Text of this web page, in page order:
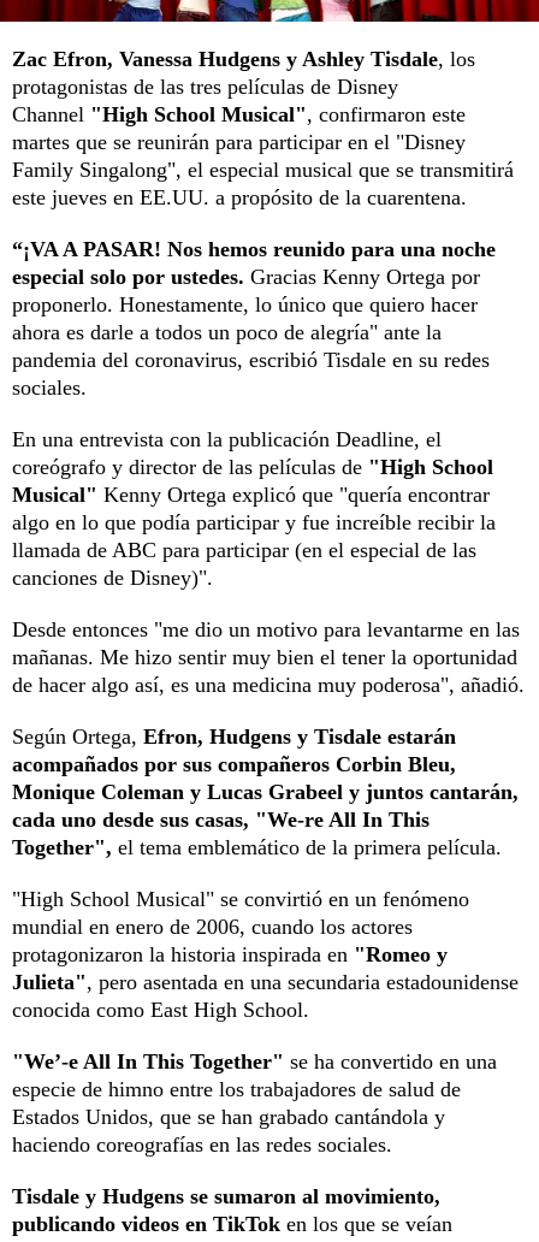
Zac Efron, Vanessa Hudgens y Ashley Tisdale, los
protagonistas de las tres películas de Disney
Channel "High School Musical", confirmaron este
martes que se reunirán para participar en el "Disney
Family Singalong", el especial musical que se transmitirá
este jueves en EE.UU. a propósito de la cuarentena.
“¡VA A PASAR! Nos hemos reunido para una noche
especial solo por ustedes. Gracias Kenny Ortega por
proponerlo. Honestamente, lo único que quiero hacer
ahora es darle a todos un poco de alegría" ante la
pandemia del coronavirus, escribió Tisdale en su redes
sociales.
En una entrevista con la publicación Deadline, el
coreógrafo y director de las películas de "High School
Musical" Kenny Ortega explicó que "quería encontrar
algo en lo que podía participar y fue increíble recibir la
llamada de ABC para participar (en el especial de las
canciones de Disney)".
Desde entonces "me dio un motivo para levantarme en las
mañanas. Me hizo sentir muy bien el tener la oportunidad
de hacer algo así, es una medicina muy poderosa", añadió.
Según Ortega, Efron, Hudgens y Tisdale estarán
acompañados por sus compañeros Corbin Bleu,
Monique Coleman y Lucas Grabeel y juntos cantarán,
cada uno desde sus casas, "We-re All In This
Together", el tema emblemático de la primera película.
"High School Musical" se convirtió en un fenómeno
mundial en enero de 2006, cuando los actores
protagonizaron la historia inspirada en "Romeo y
Julieta", pero asentada en una secundaria estadounidense
conocida como East High School.
"We’-e All In This Together" se ha convertido en una
especie de himno entre los trabajadores de salud de
Estados Unidos, que se han grabado cantándola y
haciendo coreografías en las redes sociales.
Tisdale y Hudgens se sumaron al movimiento,
publicando videos en TikTok en los que se veían